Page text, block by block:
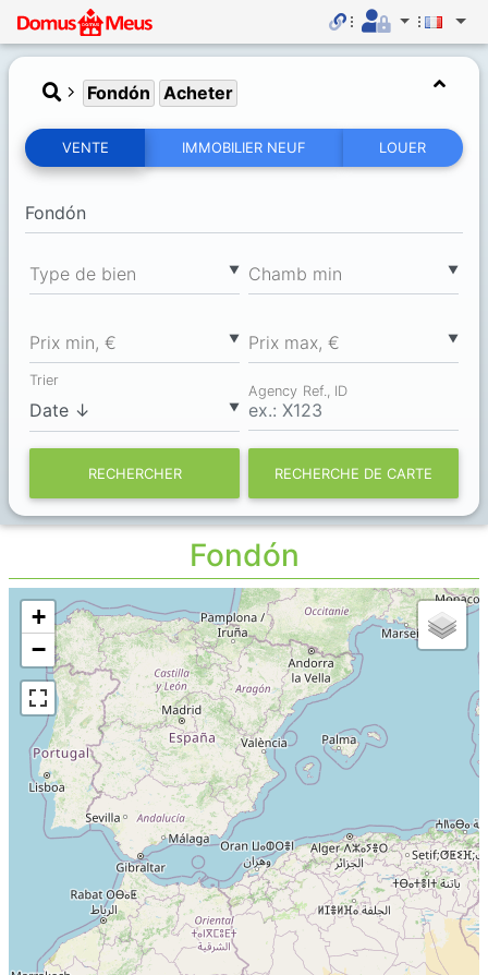
Fondón Acheter
VENTE IMMOBILIER NEUF LOUER
▼
Type de bien ▼
Chamb min
▼
Prix min, € ▼
Prix max, €
▼
Trier
Agency Ref., ID
RECHERCHER RECHERCHE DE CARTE
Fondón
+
−